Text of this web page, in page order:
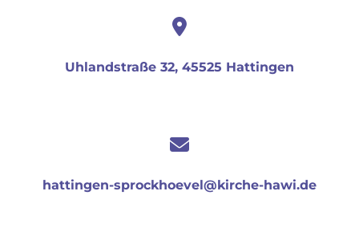
Uhlandstraße 32, 45525 Hattingen
hattingen-sprockhoevel@kirche-hawi.de